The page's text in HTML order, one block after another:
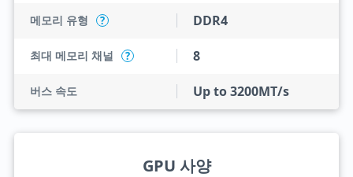
메모리 유형 ? DDR4
최대 메모리 채널 ? 8
버스 속도 Up to 3200MT/s
GPU 사양